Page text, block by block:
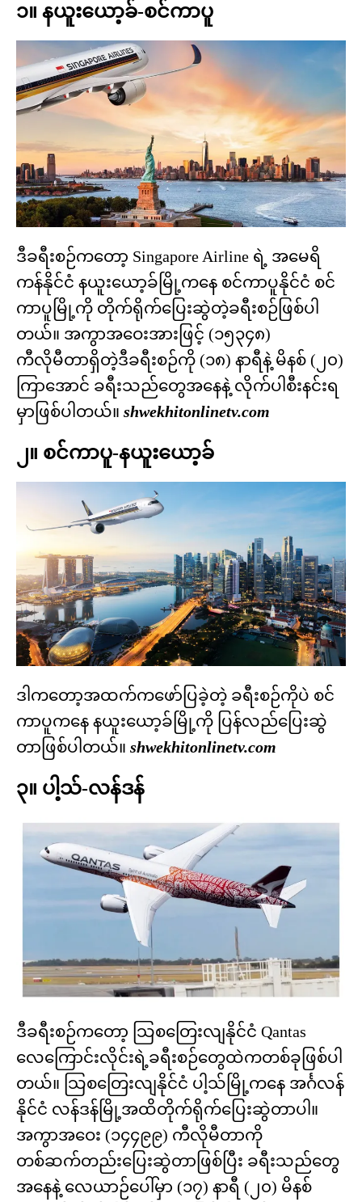
၁။ နယူးယော့ခ်-စင်ကာပူ
ဒီခရီးစဉ်ကတော့ Singapore Airline ရဲ့ အမေရိ
ကန်နိုင်ငံ နယူးယော့ခ်မြို့ကနေ စင်ကာပူနိုင်ငံ စင်
ကာပူမြို့ကို တိုက်ရိုက်ပြေးဆွဲတဲ့ခရီးစဉ်ဖြစ်ပါ
တယ်။ အကွာအဝေးအားဖြင့် (၁၅၃၄၈)
ကီလိုမီတာရှိတဲ့ဒီခရီးစဉ်ကို (၁၈) နာရီနဲ့ မိနစ် (၂၀)
ကြာအောင် ခရီးသည်တွေအနေနဲ့ လိုက်ပါစီးနင်းရ
မှာဖြစ်ပါတယ်။ shwekhitonlinetv.com
၂။ စင်ကာပူ-နယူးယော့ခ်
ဒါကတော့အထက်ကဖော်ပြခဲ့တဲ့ ခရီးစဉ်ကိုပဲ စင်
ကာပူကနေ နယူးယော့ခ်မြို့ကို ပြန်လည်ပြေးဆွဲ
တာဖြစ်ပါတယ်။ shwekhitonlinetv.com
၃။ ပါ့သ်-လန်ဒန်
ဒီခရီးစဉ်ကတော့ သြစတြေးလျနိုင်ငံ Qantas
လေကြောင်းလိုင်းရဲ့ခရီးစဉ်တွေထဲကတစ်ခုဖြစ်ပါ
တယ်။ သြစတြေးလျနိုင်ငံ ပါ့သ်မြို့ကနေ အင်္ဂလန်
နိုင်ငံ လန်ဒန်မြို့အထိတိုက်ရိုက်ပြေးဆွဲတာပါ။
အကွာအဝေး (၁၄၄၉၉) ကီလိုမီတာကို
တစ်ဆက်တည်းပြေးဆွဲတာဖြစ်ပြီး ခရီးသည်တွေ
အနေနဲ့ လေယာဉ်ပေါ်မှာ (၁၇) နာရီ (၂၀) မိနစ်